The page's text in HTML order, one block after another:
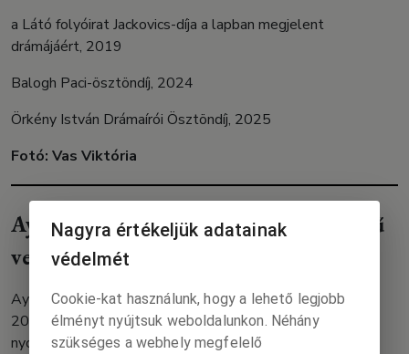
a Látó folyóirat Jackovics-díja a lapban megjelent
drámájáért, 2019
Balogh Paci-ösztöndíj, 2024
Örkény István Drámaírói Ösztöndíj, 2025
Fotó: Vas Viktória
Ayhan Gökhan Miért nem könnyű című
verse az áprilisi Új Forrásban
Ayhan Gökhan Miért nem könnyű című verse az Új Forrás
2026/4. számában jelent meg. Teljes terjedelemben a
nyomtatott Új Forrásban vagy a Szófán olvasható.
Nagyra értékeljük adatainak
védelmét
Cookie-kat használunk, hogy a lehető legjobb
élményt nyújtsuk weboldalunkon. Néhány
szükséges a webhely megfelelő